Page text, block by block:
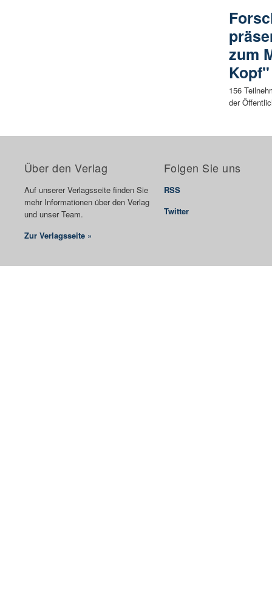
zum
Kopf"
156
der
Über den Verlag
Auf unserer Verlagsseite finden Sie
mehr Informationen über den Verlag
und unser Team.
Zur Verlagsseite »
Folgen Sie uns
RSS
Twitter